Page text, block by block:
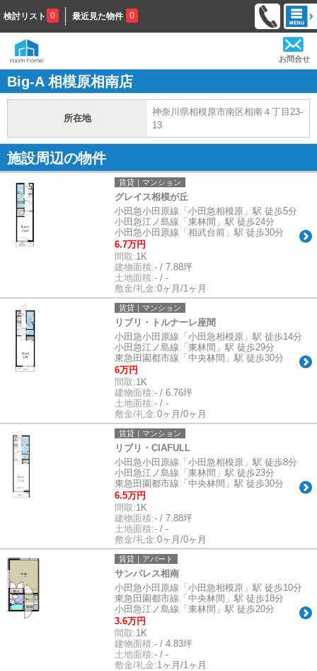
検討リスト 0 最近見た物件 0
お問合せ
Big-A 相模原相南店
所在地
神奈川県相模原市南区相南４丁目23-
13
施設周辺の物件
賃貸｜マンション
グレイス相模が丘
小田急小田原線「小田急相模原」駅 徒歩5分
小田急江ノ島線「東林間」駅 徒歩24分
小田急小田原線「相武台前」駅 徒歩30分
6.7万円
間取:1K
建物面積:- / 7.88坪
土地面積:- / -
敷金/礼金:0ヶ月/1ヶ月
賃貸｜マンション
リブリ・トルナーレ座間
小田急小田原線「小田急相模原」駅 徒歩14分
小田急江ノ島線「東林間」駅 徒歩29分
東急田園都市線「中央林間」駅 徒歩30分
6万円
間取:1K
建物面積:- / 6.76坪
土地面積:- / -
敷金/礼金:0ヶ月/0ヶ月
賃貸｜マンション
リブリ・CIAFULL
小田急小田原線「小田急相模原」駅 徒歩8分
小田急江ノ島線「東林間」駅 徒歩23分
東急田園都市線「中央林間」駅 徒歩30分
6.5万円
間取:1K
建物面積:- / 7.88坪
土地面積:- / -
敷金/礼金:0ヶ月/0ヶ月
賃貸｜アパート
サンパレス相南
小田急小田原線「小田急相模原」駅 徒歩10分
東急田園都市線「中央林間」駅 徒歩18分
小田急江ノ島線「東林間」駅 徒歩20分
3.6万円
間取:1K
建物面積:- / 4.83坪
土地面積:- / -
敷金/礼金:1ヶ月/1ヶ月